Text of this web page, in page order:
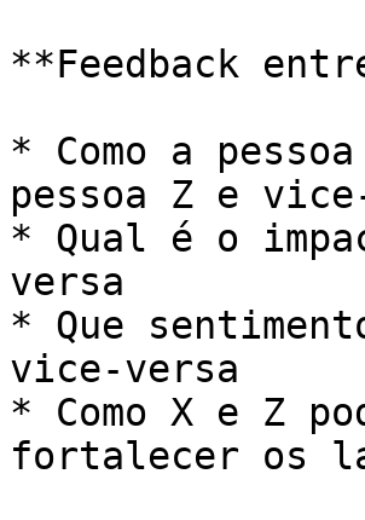
**Feedback
* Como a
pessoa Z e
* Qual é o
versa
* Que
vice-versa
* Como X e Z
fortalecer os